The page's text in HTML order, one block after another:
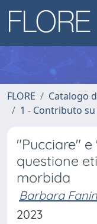
FLORE
Catalogo
1 - Contributo
"Pucciare"
questione
morbida
Barbara
2023